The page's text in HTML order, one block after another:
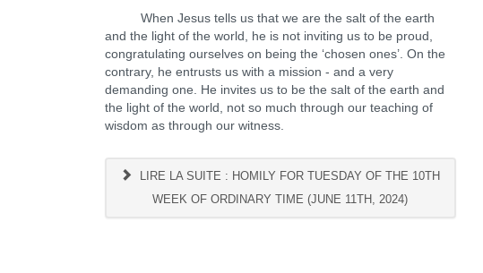
When Jesus tells us that we are the salt of the earth
and the light of the world, he is not inviting us to be proud,
congratulating ourselves on being the ‘chosen ones’. On the
contrary, he entrusts us with a mission - and a very
demanding one. He invites us to be the salt of the earth and
the light of the world, not so much through our teaching of
wisdom as through our witness.
LIRE LA SUITE : HOMILY FOR TUESDAY OF THE 10TH
WEEK OF ORDINARY TIME (JUNE 11TH, 2024)